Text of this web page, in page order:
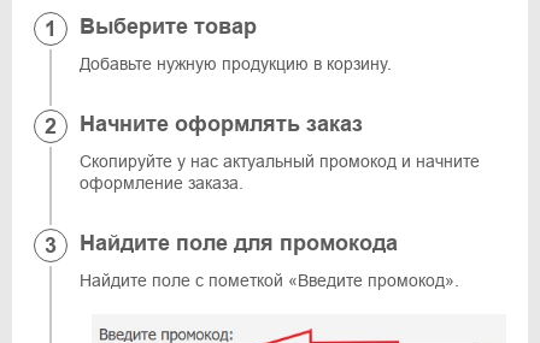
Выберите товар
Добавьте нужную продукцию в корзину.
Начните оформлять заказ
Скопируйте у нас актуальный промокод и начните
оформление заказа.
Найдите поле для промокода
Найдите поле с пометкой «Введите промокод».